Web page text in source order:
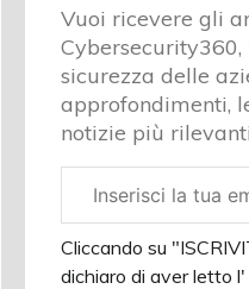
Vuoi ricevere gli
sicurezza delle
approfondimenti,
notizie più
aziendale
Cliccando su
dichiaro di aver letto l'